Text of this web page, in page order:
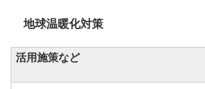
地球温暖化対策
活用施策など